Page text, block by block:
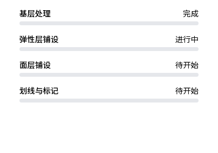
基层处理 完成
弹性层铺设 进行中
面层铺设 待开始
划线与标记 待开始